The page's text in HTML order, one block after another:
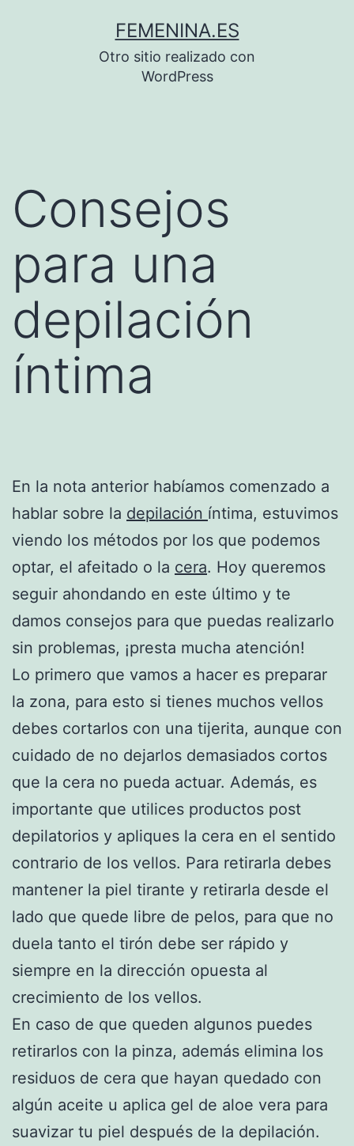
FEMENINA.ES
Otro sitio realizado con
WordPress
Consejos
para una
depilación
íntima
En la nota anterior habíamos comenzado a
hablar sobre la depilación íntima, estuvimos
viendo los métodos por los que podemos
optar, el afeitado o la cera. Hoy queremos
seguir ahondando en este último y te
damos consejos para que puedas realizarlo
sin problemas, ¡presta mucha atención!
Lo primero que vamos a hacer es preparar
la zona, para esto si tienes muchos vellos
debes cortarlos con una tijerita, aunque con
cuidado de no dejarlos demasiados cortos
que la cera no pueda actuar. Además, es
importante que utilices productos post
depilatorios y apliques la cera en el sentido
contrario de los vellos. Para retirarla debes
mantener la piel tirante y retirarla desde el
lado que quede libre de pelos, para que no
duela tanto el tirón debe ser rápido y
siempre en la dirección opuesta al
crecimiento de los vellos.
En caso de que queden algunos puedes
retirarlos con la pinza, además elimina los
residuos de cera que hayan quedado con
algún aceite u aplica gel de aloe vera para
suavizar tu piel después de la depilación.